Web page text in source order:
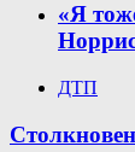
«Я
ДТП